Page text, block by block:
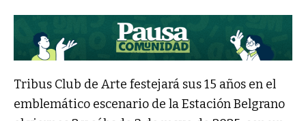
Tribus Club de Arte festejará sus 15 años en el
emblemático escenario de la Estación Belgrano